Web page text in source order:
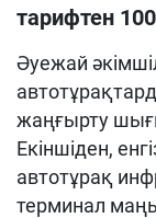
тарифтен 100
Әуежай
жаңғырту
Екіншіден,
автотұрақ
терминал